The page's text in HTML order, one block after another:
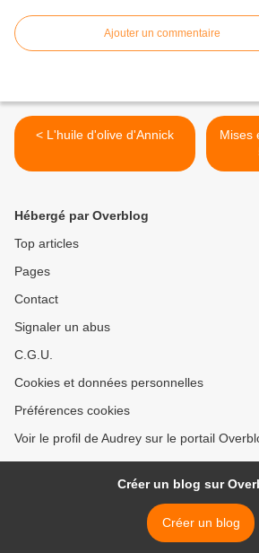
Ajouter un commentaire
< L'huile d'olive d'Annick
Mises
Hébergé par Overblog
Top articles
Pages
Contact
Signaler un abus
C.G.U.
Cookies et données personnelles
Préférences cookies
Voir le profil de Audrey sur le portail
Créer un blog sur
Créer un blog